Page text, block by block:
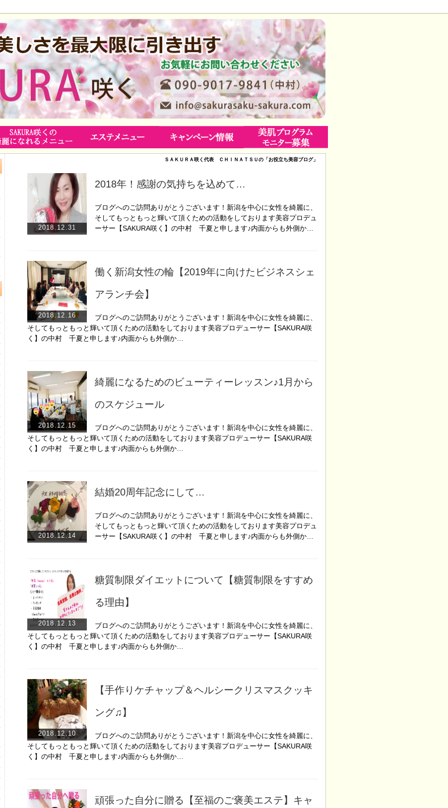
ＳＡＫＵＲＡ咲く代表 ＣＨＩＮＡＴＳＵの「お役立ち美容ブログ」
2018.12.31
2018年！感謝の気持ちを込めて…
ブログへのご訪問ありがとうございます！新潟を中心に女性を綺麗に、
そしてもっともっと輝いて頂くための活動をしております美容プロデュ
ーサー【SAKURA咲く】の中村 千夏と申します♪内面からも外側か…
2018.12.16
働く新潟女性の輪【2019年に向けたビジネスシェ
アランチ会】
ブログへのご訪問ありがとうございます！新潟を中心に女性を綺麗に、
そしてもっともっと輝いて頂くための活動をしております美容プロデューサー【SAKURA咲
く】の中村 千夏と申します♪内面からも外側か…
2018.12.15
綺麗になるためのビューティーレッスン♪1月から
のスケジュール
ブログへのご訪問ありがとうございます！新潟を中心に女性を綺麗に、
そしてもっともっと輝いて頂くための活動をしております美容プロデューサー【SAKURA咲
く】の中村 千夏と申します♪内面からも外側か…
2018.12.14
結婚20周年記念にして…
ブログへのご訪問ありがとうございます！新潟を中心に女性を綺麗に、
そしてもっともっと輝いて頂くための活動をしております美容プロデュ
ーサー【SAKURA咲く】の中村 千夏と申します♪内面からも外側か…
2018.12.13
糖質制限ダイエットについて【糖質制限をすすめ
る理由】
ブログへのご訪問ありがとうございます！新潟を中心に女性を綺麗に、
そしてもっともっと輝いて頂くための活動をしております美容プロデューサー【SAKURA咲
く】の中村 千夏と申します♪内面からも外側か…
2018.12.10
【手作りケチャップ＆ヘルシークリスマスクッキ
ング♫】
ブログへのご訪問ありがとうございます！新潟を中心に女性を綺麗に、
そしてもっともっと輝いて頂くための活動をしております美容プロデューサー【SAKURA咲
く】の中村 千夏と申します♪内面からも外側か…
頑張った自分に贈る【至福のご褒美エステ】キャ